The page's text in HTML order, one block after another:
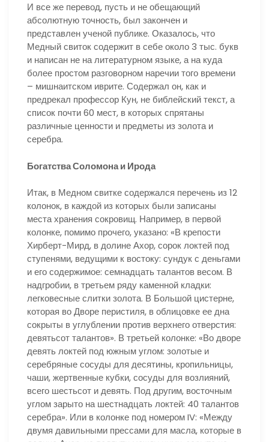
И все же перевод, пусть и не обещающий
абсолютную точность, был закончен и
представлен ученой публике. Оказалось, что
Медный свиток содержит в себе около 3 тыс. букв
и написан не на литературном языке, а на куда
более простом разговорном наречии того времени
– мишнаитском иврите. Содержал он, как и
предрекал профессор Кун, не библейский текст, а
список почти 60 мест, в которых спрятаны
различные ценности и предметы из золота и
серебра.
Богатства Соломона и Ирода
Итак, в Медном свитке содержался перечень из 12
колонок, в каждой из которых были записаны
места хранения сокровищ. Например, в первой
колонке, помимо прочего, указано: «В крепости
Хирберт-Мирд, в долине Ахор, сорок локтей под
ступенями, ведущими к востоку: сундук с деньгами
и его содержимое: семнадцать талантов весом. В
надгробии, в третьем ряду каменной кладки:
легковесные слитки золота. В Большой цистерне,
которая во Дворе перистиля, в облицовке ее дна
сокрыты в углублении против верхнего отверстия:
девятьсот талантов». В третьей колонке: «Во дворе
девять локтей под южным углом: золотые и
серебряные сосуды для десятины, кропильницы,
чаши, жертвенные кубки, сосуды для возлияний,
всего шестьсот и девять. Под другим, восточным
углом зарыто на шестнадцать локтей: 40 талантов
серебра». Или в колонке под номером IV: «Между
двумя давильными прессами для масла, которые в